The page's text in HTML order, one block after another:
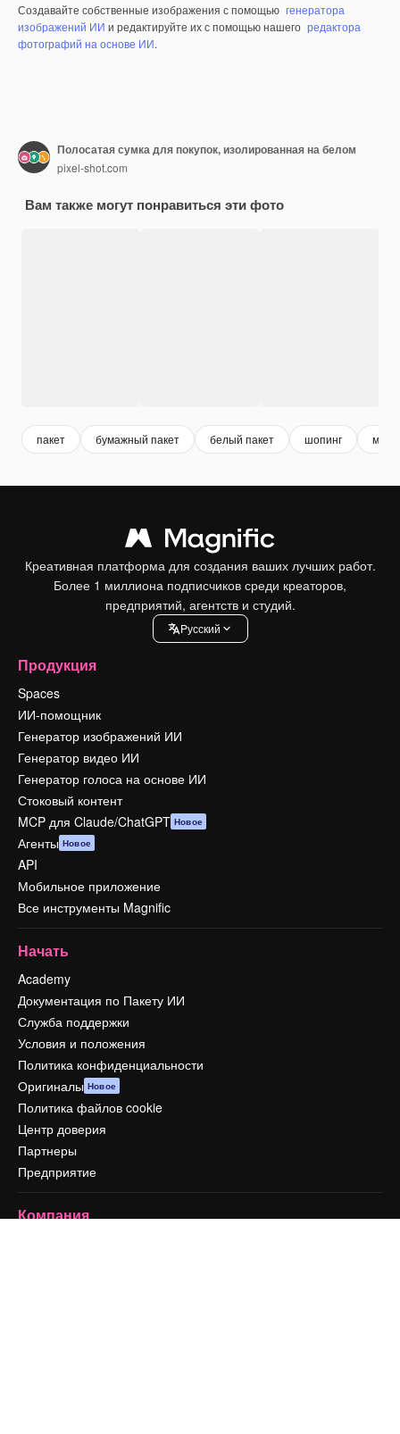
Создавайте собственные изображения с помощью генератора
изображений ИИ и редактируйте их с помощью нашего редактора
фотографий на основе ИИ.
Полосатая сумка для покупок, изолированная на белом
pixel-shot.com
Вам также могут понравиться эти фото
пакет бумажный пакет белый пакет шопинг
Креативная платформа для создания ваших лучших работ.
Более 1 миллиона подписчиков среди креаторов,
предприятий, агентств и студий.
Pусский
Продукция
Spaces
ИИ-помощник
Генератор изображений ИИ
Генератор видео ИИ
Генератор голоса на основе ИИ
Стоковый контент
MCP для Claude/ChatGPT Новое
Агенты Новое
API
Мобильное приложение
Все инструменты Magnific
Начать
Academy
Документация по Пакету ИИ
Служба поддержки
Условия и положения
Политика конфиденциальности
Оригиналы Новое
Политика файлов cookie
Центр доверия
Партнеры
Предприятие
Компания